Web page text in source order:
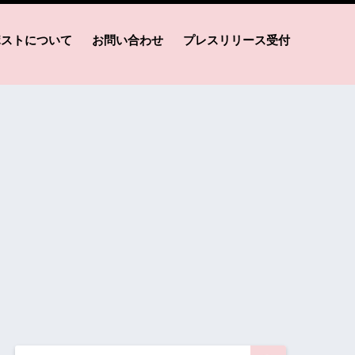
トについて お問い合わせ プレスリリース受付